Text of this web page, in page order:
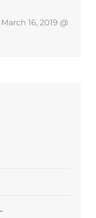
March 16, 2019 @